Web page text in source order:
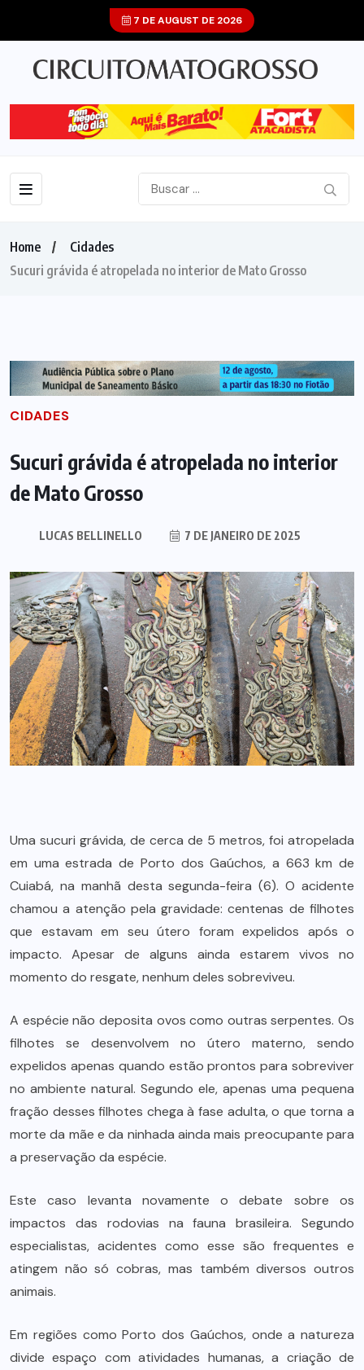
7 DE AUGUST DE 2026
Home
Cidades
Sucuri grávida é atropelada no interior de Mato Grosso
CIDADES
Sucuri grávida é atropelada no interior
de Mato Grosso
LUCAS BELLINELLO 7 DE JANEIRO DE 2025
Uma sucuri grávida, de cerca de 5 metros, foi atropelada
em uma estrada de Porto dos Gaúchos, a 663 km de
Cuiabá, na manhã desta segunda-feira (6). O acidente
chamou a atenção pela gravidade: centenas de filhotes
que estavam em seu útero foram expelidos após o
impacto. Apesar de alguns ainda estarem vivos no
momento do resgate, nenhum deles sobreviveu.
A espécie não deposita ovos como outras serpentes. Os
filhotes se desenvolvem no útero materno, sendo
expelidos apenas quando estão prontos para sobreviver
no ambiente natural. Segundo ele, apenas uma pequena
fração desses filhotes chega à fase adulta, o que torna a
morte da mãe e da ninhada ainda mais preocupante para
a preservação da espécie.
Este caso levanta novamente o debate sobre os
impactos das rodovias na fauna brasileira. Segundo
especialistas, acidentes como esse são frequentes e
atingem não só cobras, mas também diversos outros
animais.
Em regiões como Porto dos Gaúchos, onde a natureza
divide espaço com atividades humanas, a criação de